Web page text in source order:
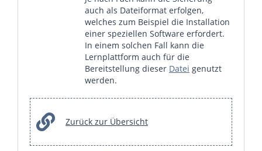
auch als Dateiformat erfolgen,
welches zum Beispiel die Installation
einer speziellen Software erfordert.
In einem solchen Fall kann die
Lernplattform auch für die
Bereitstellung dieser Datei genutzt
werden.
Zurück zur Übersicht